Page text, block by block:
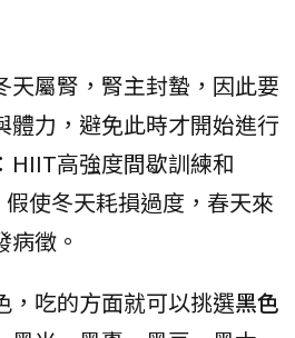
天屬腎，腎主封蟄，因此要
體力，避免此時才開始進行
HIIT高強度間歇訓練和
使冬天耗損過度，春天來
徵。
，吃的方面就可以挑選黑色